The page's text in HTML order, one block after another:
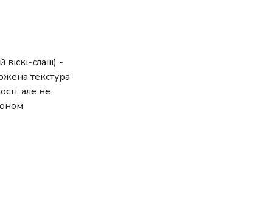
слаш) -
текстура
але не